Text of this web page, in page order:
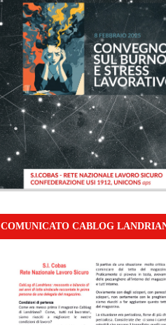
COMUNICATO CABLOG